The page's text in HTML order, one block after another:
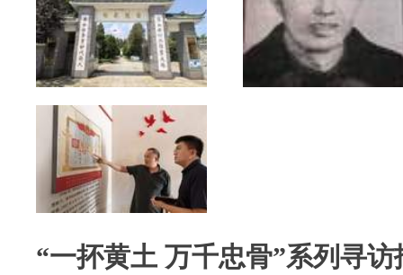
“一抔黄土 万千忠骨”系列寻